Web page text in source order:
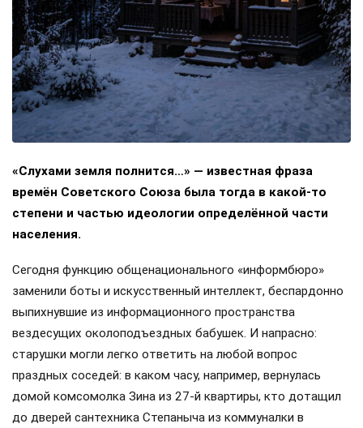
«Слухами земля полнится…» — известная фраза
времён Советского Союза была тогда в какой-то
степени и частью идеологии определённой части
населения.
Сегодня функцию общенационального «информбюро»
заменили боты и искусственный интеллект, беспардонно
выпихнувшие из информационного пространства
вездесущих околоподъездных бабушек. И напрасно:
старушки могли легко ответить на любой вопрос
праздных соседей: в каком часу, например, вернулась
домой комсомолка Зина из 27-й квартиры, кто дотащил
до дверей сантехника Степаныча из коммуналки в